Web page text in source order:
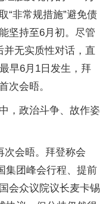
“非常规措施”避免债
坚持至6月初。尽管
无实质性对话，直
早6月1日发生，拜
次会晤。
，政治斗争、故作姿
次会晤。拜登称会
集团峰会行程、提前
会众议院议长麦卡锡